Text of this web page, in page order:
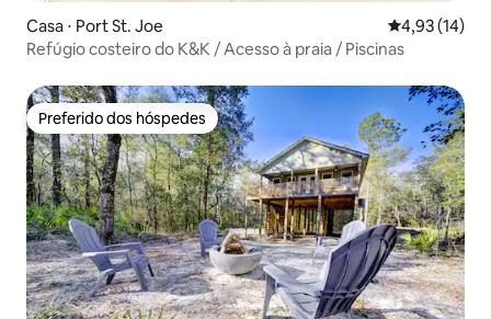
Casa ⋅ Port St. Joe 4,93 de uma
4,93 (14)
Refúgio costeiro do K&K / Acesso à praia / Piscinas
Preferido dos hóspedes
Preferido dos hóspedes